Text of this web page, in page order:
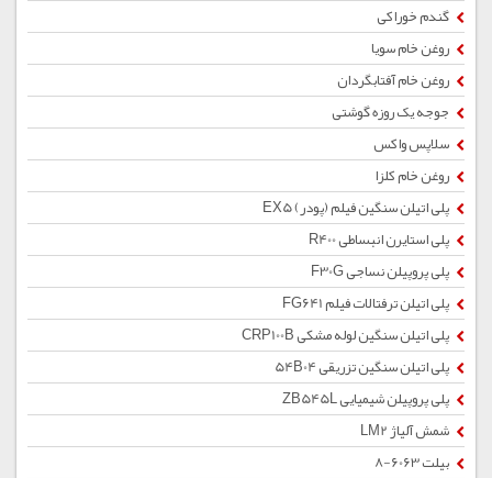
گندم خوراکی
روغن خام سویا
روغن خام آفتابگردان
جوجه یک روزه گوشتی
سلاپس واکس
روغن خام کلزا
پلی اتیلن سنگین فیلم (پودر) EX5
پلی استایرن انبساطی R400
پلی پروپیلن نساجی F30G
پلی اتیلن ترفتالات فیلم FG641
پلی اتیلن سنگین لوله مشکی CRP100B
پلی اتیلن سنگین تزریقی 54B04
پلی پروپیلن شیمیایی ZB545L
شمش آلیاژ LM2
بیلت 6063-8